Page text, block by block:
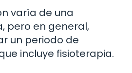
varía de una
pero en general,
un periodo de
incluye fisioterapia.